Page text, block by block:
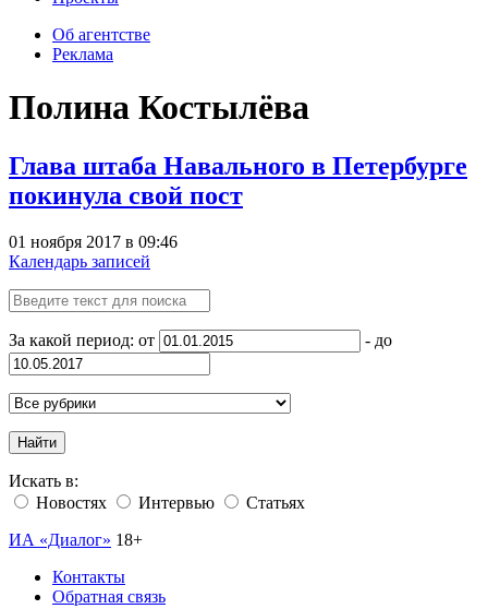
Об агентстве
Реклама
Полина Костылёва
Глава штаба Навального в Петербурге
покинула свой пост
01 ноября 2017 в 09:46
Календарь записей
За какой период: от - до
Найти
Искать в:
Новостях
Интервью
Статьях
ИА «Диалог» 18+
Контакты
Обратная связь